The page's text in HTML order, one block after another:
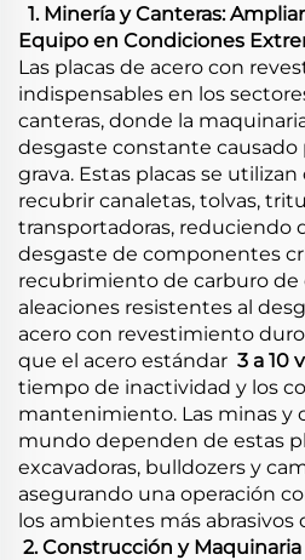
1. Minería y Canteras:
Equipo en Condiciones
Las placas de acero con
indispensables en los
canteras, donde la
desgaste constante causado
grava. Estas placas se
recubrir canaletas, tolvas,
transportadoras, reduciendo
desgaste de componentes
recubrimiento de carburo de
aleaciones resistentes al
acero con revestimiento
que el acero estándar ​ ​3 a 10
tiempo de inactividad y los
mantenimiento. Las minas y
mundo dependen de estas
excavadoras, bulldozers y
asegurando una operación
los ambientes más abrasivos
​2. Construcción y